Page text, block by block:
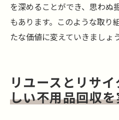
を深めることができ、思わぬ
もあります。このような取り
たな価値に変えていきましょう
リユースとリサ
しい不用品回収